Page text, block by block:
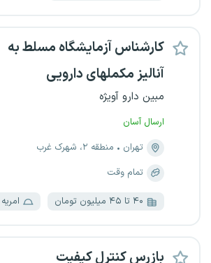
کارشناس آزمایشگاه مسلط به
آنالیز مکملهای دارویی
مبین دارو آویژه
ارسال آسان
تهران
منطقه ۲، شهرک غرب
تمام وقت
۴۰ تا ۴۵ میلیون تومان
بازرس کنترل کیفیت